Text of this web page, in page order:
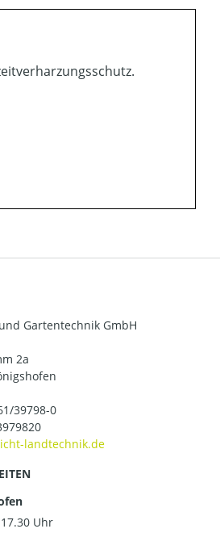
Gartentechnik GmbH
2a
39798-0
Uhr